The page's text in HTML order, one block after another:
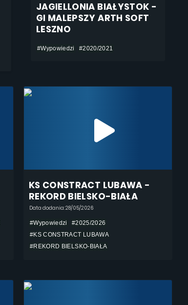
JAGIELLONIA BIAŁYSTOK -
GI MALEPSZY ARTH SOFT
LESZNO
#Wypowiedzi #2020/2021
KS CONSTRACT LUBAWA -
REKORD BIELSKO-BIAŁA
Data dodania: 28/05/2026
#Wypowiedzi
#2025/2026
#KS CONSTRACT LUBAWA
#REKORD BIELSKO-BIAŁA